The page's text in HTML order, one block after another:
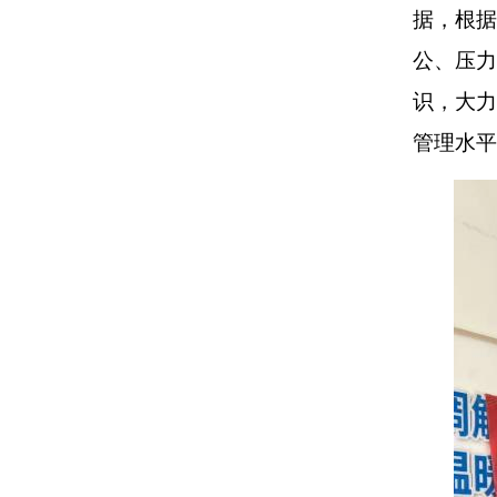
据，根
公、压
识，大
管理水